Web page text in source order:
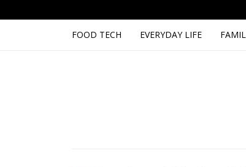
FOOD TECH EVERYDAY LIFE